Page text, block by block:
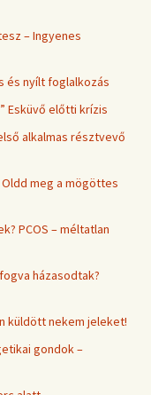
– Ingyenes
és nyílt foglalkozás
Esküvő előtti krízis
alkalmas résztvevő
meg a mögöttes
PCOS – méltatlan
házasodtak?
küldött nekem jeleket!
gondok –